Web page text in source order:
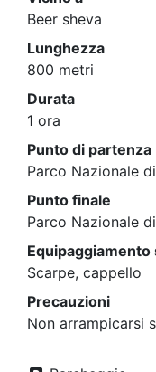
Beer sheva
Lunghezza
800 metri
Durata
1 ora
Punto di partenza
Parco Nazionale
Punto finale
Parco Nazionale
Equipaggiamento
Scarpe, cappello
Precauzioni
Non arrampicarsi